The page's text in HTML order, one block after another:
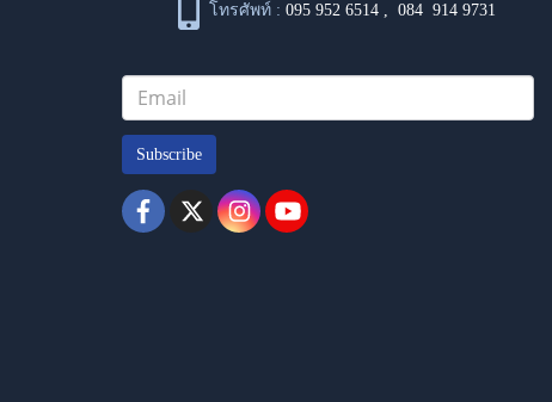
โทรศัพท์ : 095 952 6514 ,084 914 9731
Subscribe